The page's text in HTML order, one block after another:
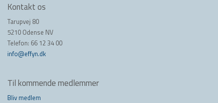
Kontakt os
Tarupvej 80
5210 Odense NV
Telefon: 66 12 34 00
info@effyn.dk
Til kommende medlemmer
Bliv medlem